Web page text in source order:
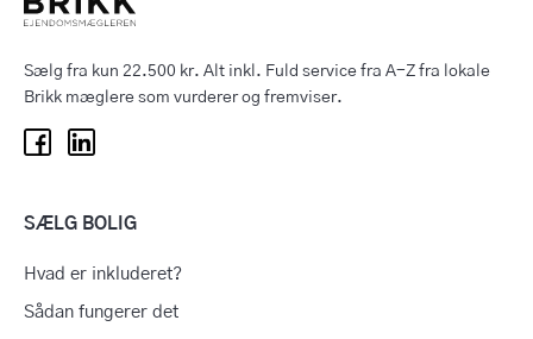
Sælg fra kun 22.500 kr. Alt inkl. Fuld service fra A-Z fra lokale
Brikk mæglere som vurderer og fremviser.
SÆLG BOLIG
Hvad er inkluderet?
Sådan fungerer det